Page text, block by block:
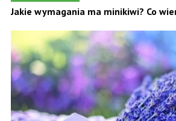
Jakie wymagania ma minikiwi? Co